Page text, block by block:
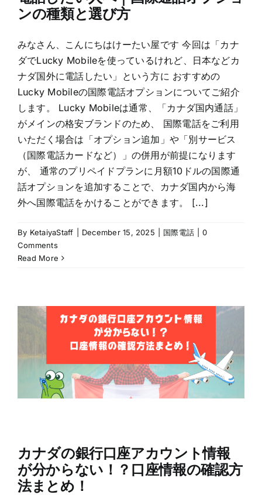
ンの種類と選び方
みなさん、こんにちはけーたい屋です 今回は「カナ
ダでLucky Mobileを使っているけれど、日本などカ
ナダ国外に電話したい」という方に おすすめの
Lucky Mobileの国際電話オプションについてご紹介
します。 Lucky Mobileは通常、「カナダ国内通話」
がメインの格安ブランドのため、 国際電話をご利用
いただく場合は「オプション追加」や「別サービス
（国際電話カードなど）」の併用が前提になります
が、 通常のプリペイドプランに月額10ドルの国際通
話オプションを追加することで、カナダ国内から海
外へ国際電話をかけることができます。 [...]
By KetaiyaStaff December 15, 2025 国際電話
0
Comments
Read More
カナダの銀行口座アカウント情報
が分からない！？口座情報の確認方
法まとめ！